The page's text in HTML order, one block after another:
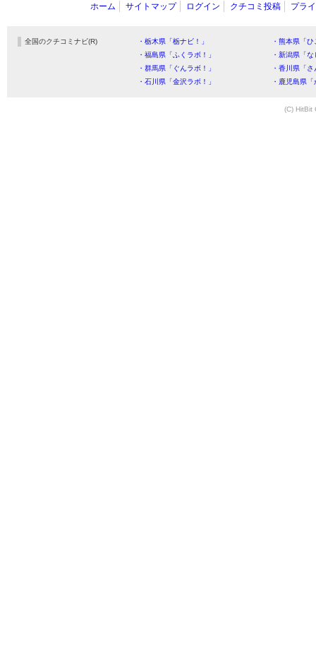
ホーム サイトマップ ログイン クチコミ投稿 プラ
全国のクチコミナビ(R) ・栃木県「栃ナビ！」
・熊本県「
・福島県「ふくラボ！」
・新潟県「
・群馬県「ぐんラボ！」
・香川県「
・石川県「金沢ラボ！」
・鹿児島県
(C) HitBit